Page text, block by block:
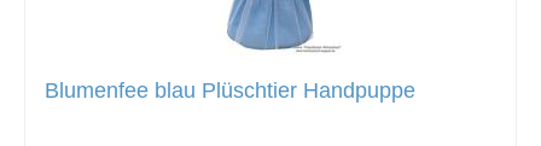
Blumenfee blau Plüschtier Handpuppe